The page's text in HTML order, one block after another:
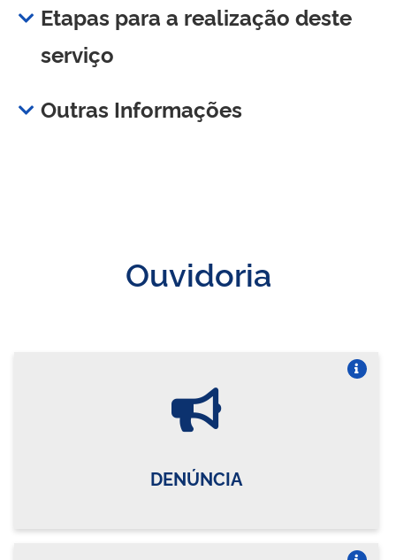
Etapas para a realização deste
serviço
Outras Informações
Ouvidoria
DENÚNCIA